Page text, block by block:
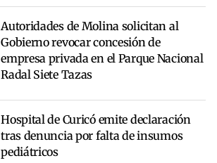
Autoridades de Molina solicitan al
Gobierno revocar concesión de
empresa privada en el Parque Nacional
Radal Siete Tazas
Hospital de Curicó emite declaración
tras denuncia por falta de insumos
pediátricos